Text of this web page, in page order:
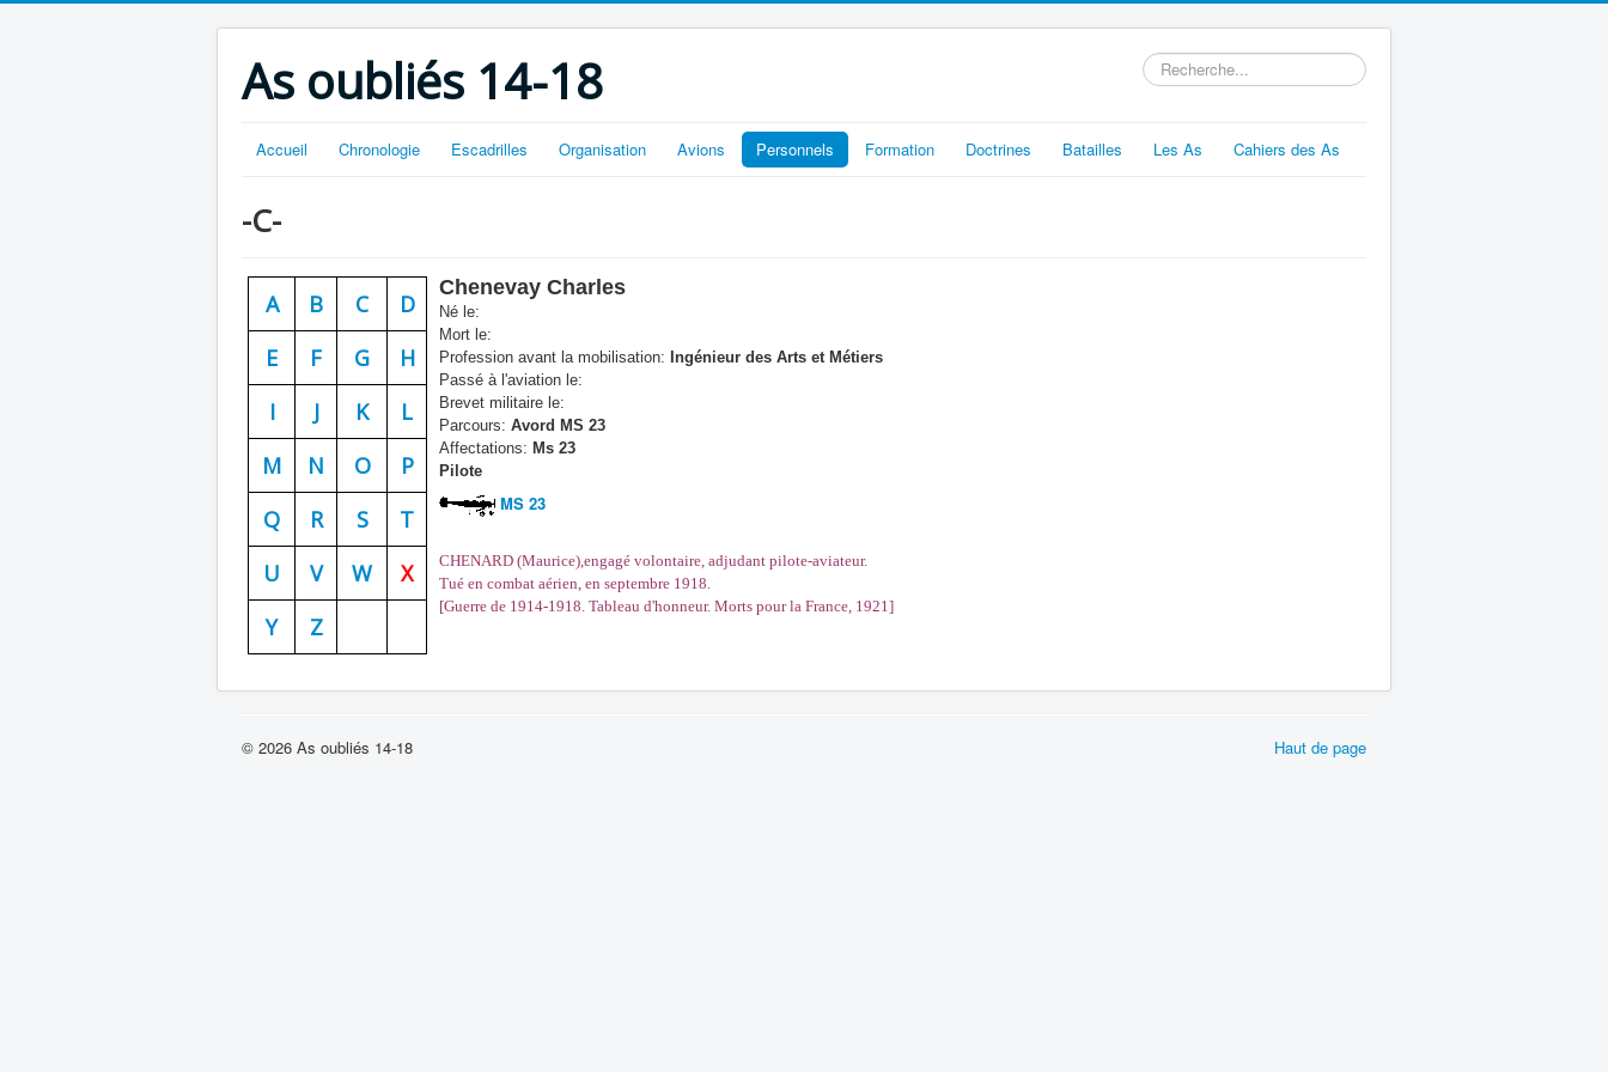
As oubliés 14-18 Rechercher
Accueil Chronologie Escadrilles Organisation Avions Personnels Formation Doctrines Batailles Les As Cahiers des As
-C-
A B C
D
E
F G
H
I
J K
L
M
N O
P
Q
R S
T
U
V W
X
Y
Z
Chenevay Charles
Né le:
Mort le:
Profession avant la mobilisation: Ingénieur des Arts et Métiers
Passé à l'aviation le:
Brevet militaire le:
Parcours: Avord MS 23
Affectations: Ms 23
Pilote
MS 23
CHENARD (Maurice),engagé volontaire, adjudant pilote-aviateur.
Tué en combat aérien, en septembre 1918.
[Guerre de 1914-1918. Tableau d'honneur. Morts pour la France, 1921]
Haut de page
© 2026 As oubliés 14-18